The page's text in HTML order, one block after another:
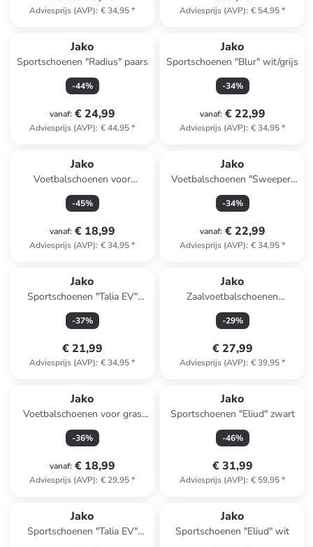
Adviesprijs (AVP): € 34,95* Adviesprijs (AVP): € 54,95*
Jako
Sportschoenen "Radius" paars
-44%
vanaf: € 24,99
Adviesprijs (AVP): € 44,95*
Jako
Sportschoenen "Blur" wit/grijs
-34%
vanaf: € 22,99
Adviesprijs (AVP): € 34,95*
Jako
Voetbalschoenen voor
(kunst)gras "Twist"
zwart/groen
-45%
vanaf: € 18,99
Adviesprijs (AVP): € 34,95*
Jako
Voetbalschoenen "Sweeper"
blauw
-34%
vanaf: € 22,99
Adviesprijs (AVP): € 34,95*
Jako
Sportschoenen "Talia EV"
blauw/roze
-37%
€ 21,99
Adviesprijs (AVP): € 34,95*
Jako
Zaalvoetbalschoenen
"Stepover" blauw
-29%
€ 27,99
Adviesprijs (AVP): € 39,95*
Jako
Voetbalschoenen voor gras
"Signature" groen
-36%
vanaf: € 18,99
Adviesprijs (AVP): € 29,95*
Jako
Sportschoenen "Eliud" zwart
-46%
€ 31,99
Adviesprijs (AVP): € 59,95*
Jako
Sportschoenen "Talia EV"
Jako
Sportschoenen "Eliud" wit